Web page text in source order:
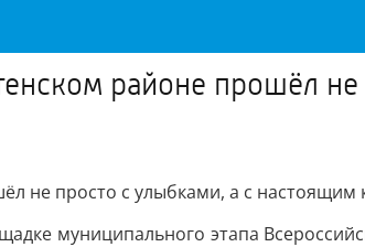
районе прошёл не
не просто с улыбками, а с
муниципального этапа